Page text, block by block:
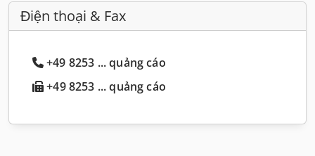
Điện thoại & Fax
+49 8253 ... quảng cáo
+49 8253 ... quảng cáo